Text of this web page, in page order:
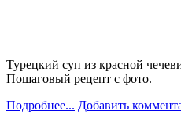
Турецкий суп из красной
Пошаговый рецепт с фото.
Подробнее... Добавить